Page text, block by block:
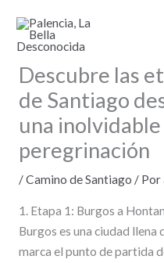
contenido
Descubre las
de Santiago
una
peregrinación
/Camino de Santiago / Por
1. Etapa 1: Burgos a
Burgos es una ciudad llena
marca el punto de partida